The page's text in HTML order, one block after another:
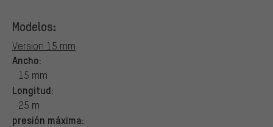
Modelos:
Version 15 mm
Ancho:
15 mm
Longitud:
25 m
presión máxima: